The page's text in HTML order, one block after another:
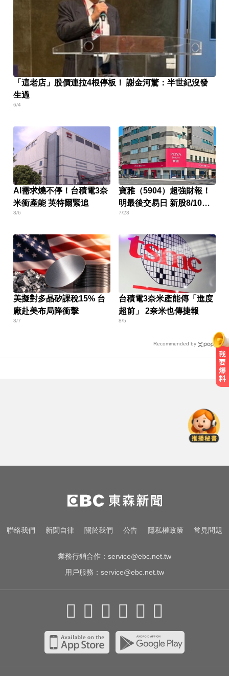
「這老店」股價連拉4根停板！ 謝金河驚：半世紀沒發
生過
6/4
AI需求燒不停！台積電3奈
米衝產能 英特爾緊追
8/6
寶雅（5904）超強財報！
明最後交易日 新股8/10股
價變十分之一
7/28
美擬對多晶矽課稅15% 台
廠赴美布局降衝擊
8/7
台積電3奈米產能傳「進度
超前」 2奈米也傳捷報
8/5
Recommended by
月板變形，醫揭保骨與增肌兩大救
白海豚颱風強襲日本！奄美逾3萬戶
停電 沖繩5人受傷
出國回台發燒狂拉！男竟罹傷寒 醫
聯絡我們 新聞自律 關於我們 公告 隱私權政策 常見問題
業務行銷合作： service@ebc.net.tw
用戶服務： service@ebc.net.tw